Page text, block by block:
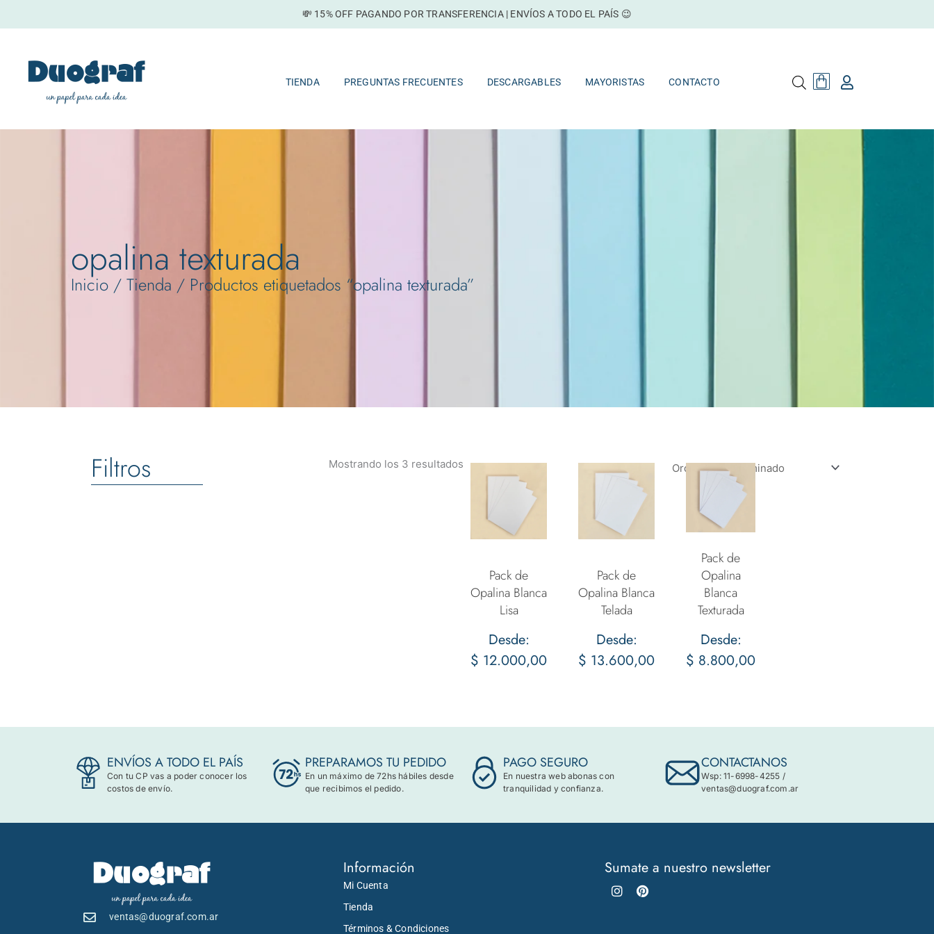
💸 15% OFF PAGANDO POR TRANSFERENCIA | ENVÍOS A TODO EL PAÍS 😉
TIENDA PREGUNTAS FRECUENTES DESCARGABLES MAYORISTAS CONTACTO Cart
opalina texturada
Inicio / Tienda / Productos etiquetados “opalina texturada”
Filtros Mostrando los 3 resultados
Pack de
Opalina Blanca
Lisa
Desde:
$ 12.000,00
Pack de
Opalina Blanca
Telada
Desde:
$ 13.600,00
Pack de
Opalina
Blanca
Texturada
Desde:
$ 8.800,00
ENVÍOS A TODO EL PAÍS
Con tu CP vas a poder conocer los
costos de envío.
PREPARAMOS TU PEDIDO
En un máximo de 72hs hábiles desde
que recibimos el pedido.
PAGO SEGURO
En nuestra web abonas con
tranquilidad y confianza.
CONTACTANOS
Wsp: 11-6998-4255 /
ventas@duograf.com.ar
ventas@duograf.com.ar
Información
Mi Cuenta
Tienda
Términos & Condiciones
Sumate a nuestro newsletter
Instagram
Pinterest